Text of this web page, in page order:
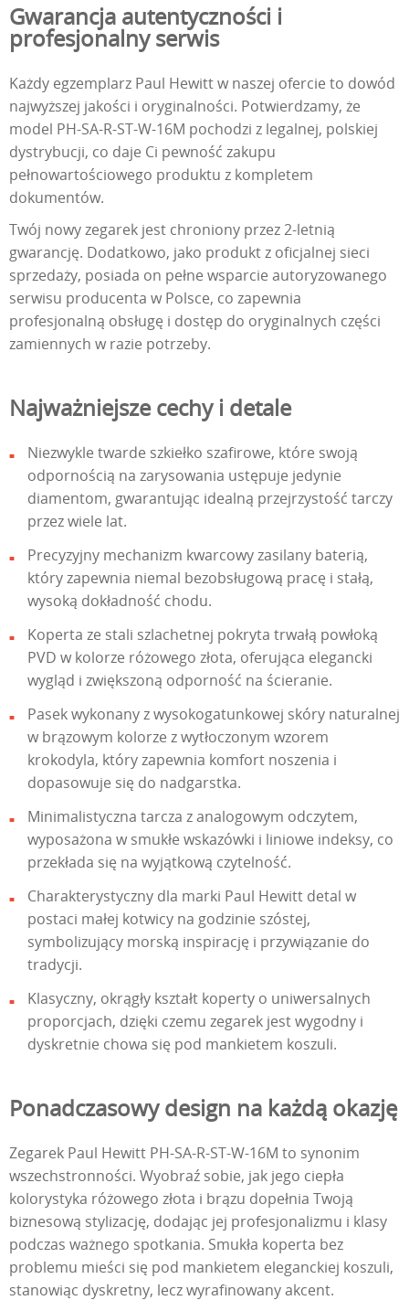
Gwarancja autentyczności i
profesjonalny serwis
Każdy egzemplarz Paul Hewitt w naszej ofercie to dowód
najwyższej jakości i oryginalności. Potwierdzamy, że
model PH-SA-R-ST-W-16M pochodzi z legalnej, polskiej
dystrybucji, co daje Ci pewność zakupu
pełnowartościowego produktu z kompletem
dokumentów.
Twój nowy zegarek jest chroniony przez 2-letnią
gwarancję. Dodatkowo, jako produkt z oficjalnej sieci
sprzedaży, posiada on pełne wsparcie autoryzowanego
serwisu producenta w Polsce, co zapewnia
profesjonalną obsługę i dostęp do oryginalnych części
zamiennych w razie potrzeby.
Najważniejsze cechy i detale
Niezwykle twarde szkiełko szafirowe, które swoją
odpornością na zarysowania ustępuje jedynie
diamentom, gwarantując idealną przejrzystość tarczy
przez wiele lat.
Precyzyjny mechanizm kwarcowy zasilany baterią,
który zapewnia niemal bezobsługową pracę i stałą,
wysoką dokładność chodu.
Koperta ze stali szlachetnej pokryta trwałą powłoką
PVD w kolorze różowego złota, oferująca elegancki
wygląd i zwiększoną odporność na ścieranie.
Pasek wykonany z wysokogatunkowej skóry naturalnej
w brązowym kolorze z wytłoczonym wzorem
krokodyla, który zapewnia komfort noszenia i
dopasowuje się do nadgarstka.
Minimalistyczna tarcza z analogowym odczytem,
wyposażona w smukłe wskazówki i liniowe indeksy, co
przekłada się na wyjątkową czytelność.
Charakterystyczny dla marki Paul Hewitt detal w
postaci małej kotwicy na godzinie szóstej,
symbolizujący morską inspirację i przywiązanie do
tradycji.
Klasyczny, okrągły kształt koperty o uniwersalnych
proporcjach, dzięki czemu zegarek jest wygodny i
dyskretnie chowa się pod mankietem koszuli.
Ponadczasowy design na każdą okazję
Zegarek Paul Hewitt PH-SA-R-ST-W-16M to synonim
wszechstronności. Wyobraź sobie, jak jego ciepła
kolorystyka różowego złota i brązu dopełnia Twoją
biznesową stylizację, dodając jej profesjonalizmu i klasy
podczas ważnego spotkania. Smukła koperta bez
problemu mieści się pod mankietem eleganckiej koszuli,
stanowiąc dyskretny, lecz wyrafinowany akcent.